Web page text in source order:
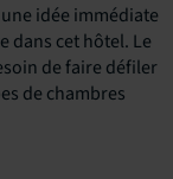
idée immédiate
dans cet hôtel. Le
de faire défiler
de chambres